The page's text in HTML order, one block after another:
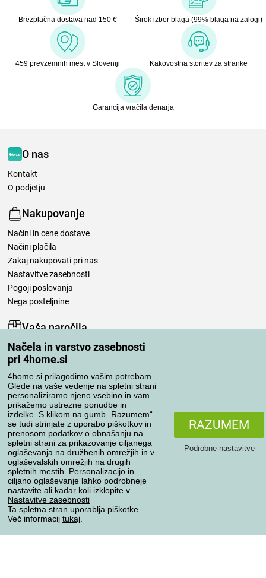
Načela in varstvo zasebnosti
pri 4home.si
4home.si prilagodimo vašim potrebam.
Glede na vaše vedenje na spletni strani
personaliziramo njeno vsebino in vam
prikažemo ustrezne ponudbe in
izdelke. S klikom na gumb „Razumem“
se tudi strinjate z uporabo piškotkov in
prenosom podatkov o obnašanju na
spletni strani za prikazovanje ciljanega
oglaševanja na družbenih omrežjih in v
oglaševalskih omrežjih na drugih
spletnih mestih. Personalizacijo in
ciljano oglaševanje lahko podrobneje
nastavite ali kadar koli izklopite v
Nastavitve zasebnosti
Ta spletna stran uporablja piškotke.
Več informacij tukaj
RAZUMEM
Podrobne nastavitve
Brezplačna dostava nad 150 € Širok izbor blaga (99% blaga na zalogi)
459 prevzemnih mest v Sloveniji Kakovostna storitev za stranke
Garancija vračila denarja
O nas
Kontakt
O podjetju
Nakupovanje
Načini in cene dostave
Načini plačila
Zakaj nakupovati pri nas
Nastavitve zasebnosti
Pogoji poslovanja
Nega posteljnine
Vaša naročila
Moj račun
Pregled naročil
Reklamacija
Odstop od kupoprodajne pogodbe
Pravila obdelave ocen
Načini prevoza
Načini plačila
Zanesljiva trgovina